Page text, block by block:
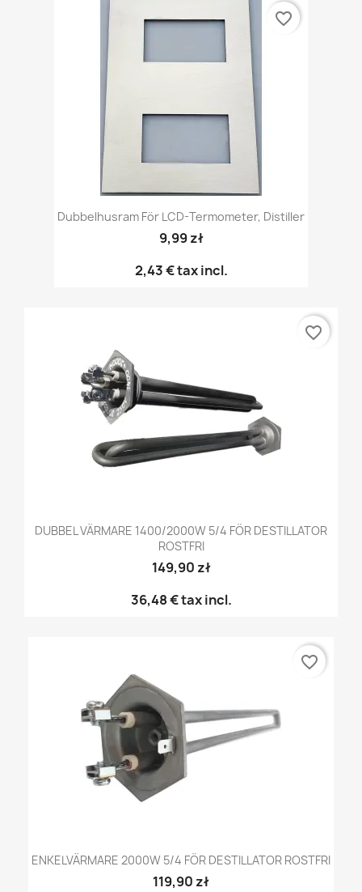
Dubbelhusram För LCD-Termometer, Distiller
9,99 zł
2,43 €tax incl.
favorite_border
DUBBEL VÄRMARE 1400/2000W 5/4 FÖR DESTILLATOR
ROSTFRI
149,90 zł
36,48 €tax incl.
favorite_border
ENKELVÄRMARE 2000W 5/4 FÖR DESTILLATOR ROSTFRI
119,90 zł
favorite_border